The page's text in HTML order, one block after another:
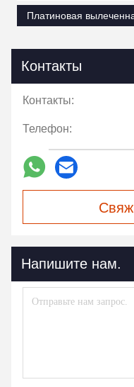
Платиновая
Контакты
Контакты:
Телефон:
Напишите нам.